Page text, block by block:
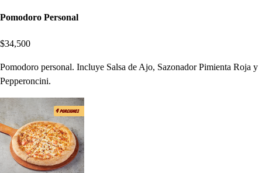
Pomodoro Personal
$34,500
Pomodoro personal. Incluye Salsa de Ajo, Sazonador Pimienta Roja y
Pepperoncini.